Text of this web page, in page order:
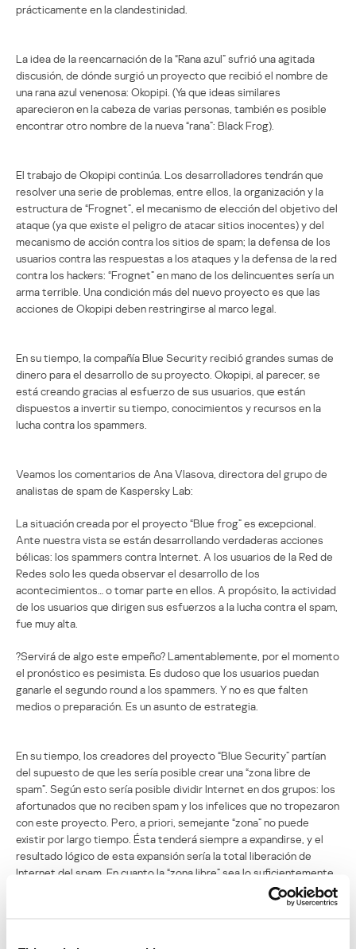
prácticamente en la clandestinidad.
La idea de la reencarnación de la “Rana azul” sufrió una agitada
discusión, de dónde surgió un proyecto que recibió el nombre de
una rana azul venenosa: Okopipi. (Ya que ideas similares
aparecieron en la cabeza de varias personas, también es posible
encontrar otro nombre de la nueva “rana”: Black Frog).
El trabajo de Okopipi continúa. Los desarrolladores tendrán que
resolver una serie de problemas, entre ellos, la organización y la
estructura de “Frognet”, el mecanismo de elección del objetivo del
ataque (ya que existe el peligro de atacar sitios inocentes) y del
mecanismo de acción contra los sitios de spam; la defensa de los
usuarios contra las respuestas a los ataques y la defensa de la red
contra los hackers: “Frognet” en mano de los delincuentes sería un
arma terrible. Una condición más del nuevo proyecto es que las
acciones de Okopipi deben restringirse al marco legal.
En su tiempo, la compañía Blue Security recibió grandes sumas de
dinero para el desarrollo de su proyecto. Okopipi, al parecer, se
está creando gracias al esfuerzo de sus usuarios, que están
dispuestos a invertir su tiempo, conocimientos y recursos en la
lucha contra los spammers.
Veamos los comentarios de Ana Vlasova, directora del grupo de
analistas de spam de Kaspersky Lab:
La situación creada por el proyecto “Blue frog” es excepcional.
Ante nuestra vista se están desarrollando verdaderas acciones
bélicas: los spammers contra Internet. A los usuarios de la Red de
Redes solo les queda observar el desarrollo de los
acontecimientos… o tomar parte en ellos. A propósito, la actividad
de los usuarios que dirigen sus esfuerzos a la lucha contra el spam,
fue muy alta.
?Servirá de algo este empeño? Lamentablemente, por el momento
el pronóstico es pesimista. Es dudoso que los usuarios puedan
ganarle el segundo round a los spammers. Y no es que falten
medios o preparación. Es un asunto de estrategia.
En su tiempo, los creadores del proyecto “Blue Security” partían
del supuesto de que les sería posible crear una “zona libre de
spam”. Según esto sería posible dividir Internet en dos grupos: los
afortunados que no reciben spam y los infelices que no tropezaron
con este proyecto. Pero, a priori, semejante “zona” no puede
existir por largo tiempo. Ésta tenderá siempre a expandirse, y el
resultado lógico de esta expansión sería la total liberación de
Internet del spam. En cuanto la “zona libre” sea lo suficientemente
grande como para afectar los intereses comerciales de los
spammers, éstos empezarán a contraatacar. Blue Security no pudo